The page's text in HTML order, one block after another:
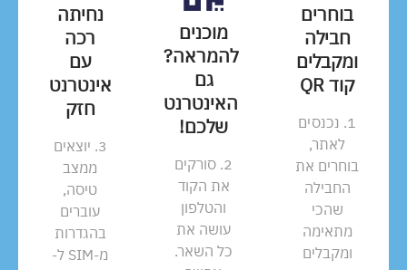
בוחרים
חבילה
ומקבלים
קוד QR
1. נכנסים
לאתר,
בוחרים את
החבילה
שהכי
מתאימה
ומקבלים
מוכנים
להמראה?
גם
האינטרנט
שלכם!
2. סורקים
את הקוד
והטלפון
עושה את
כל השאר.
נחיתה
רכה
עם
אינטרנט
חזק
3. יוצאים
ממצב
טיסה,
עוברים
בהגדרות
מ-SIM ל-